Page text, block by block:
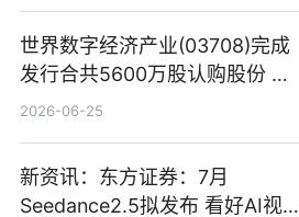
世界数字经济产业(03708)完成
发行合共5600万股认购股份 净
筹约1007万港元 独家焦点
2026-06-25
新资讯：东方证券：7月
Seedance2.5拟发布 看好AI视频